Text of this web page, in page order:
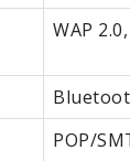
WAP
POP/